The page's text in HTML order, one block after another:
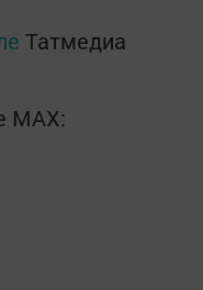
Татмедиа
MАХ: